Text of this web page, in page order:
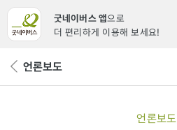
굿네이버스 앱으로
더 편리하게 이용해 보세요!
뒤 언론보도
언론보도